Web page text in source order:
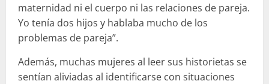
maternidad ni el cuerpo ni las relaciones de pareja.
Yo tenía dos hijos y hablaba mucho de los
problemas de pareja”.
Además, muchas mujeres al leer sus historietas se
sentían aliviadas al identificarse con situaciones